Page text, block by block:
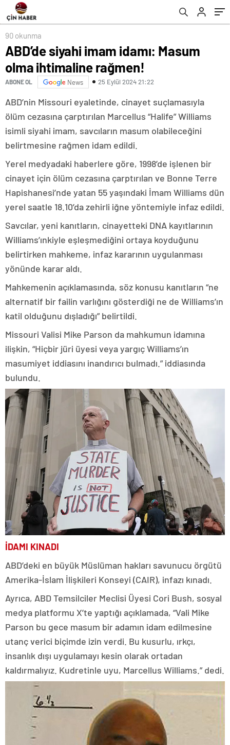
90 okunma
ABD’de siyahi imam idamı: Masum
olma ihtimaline rağmen!
ABONE OL News 25 Eylül 2024 21:22
ABD’nin Missouri eyaletinde, cinayet suçlamasıyla
ölüm cezasına çarptırılan Marcellus “Halife” Williams
isimli siyahi imam, savcıların masum olabileceğini
belirtmesine rağmen idam edildi.
Yerel medyadaki haberlere göre, 1998’de işlenen bir
cinayet için ölüm cezasına çarptırılan ve Bonne Terre
Hapishanesi’nde yatan 55 yaşındaki İmam Williams dün
yerel saatle 18.10’da zehirli iğne yöntemiyle infaz edildi.
Savcılar, yeni kanıtların, cinayetteki DNA kayıtlarının
Williams’ınkiyle eşleşmediğini ortaya koyduğunu
belirtirken mahkeme, infaz kararının uygulanması
yönünde karar aldı.
Mahkemenin açıklamasında, söz konusu kanıtların “ne
alternatif bir failin varlığını gösterdiği ne de Williams’ın
katil olduğunu dışladığı” belirtildi.
Missouri Valisi Mike Parson da mahkumun idamına
ilişkin, “Hiçbir jüri üyesi veya yargıç Williams’ın
masumiyet iddiasını inandırıcı bulmadı.” iddiasında
bulundu.
İDAMI KINADI
ABD’deki en büyük Müslüman hakları savunucu örgütü
Amerika-İslam İlişkileri Konseyi (CAIR), infazı kınadı.
Ayrıca, ABD Temsilciler Meclisi Üyesi Cori Bush, sosyal
medya platformu X’te yaptığı açıklamada, “Vali Mike
Parson bu gece masum bir adamın idam edilmesine
utanç verici biçimde izin verdi. Bu kusurlu, ırkçı,
insanlık dışı uygulamayı kesin olarak ortadan
kaldırmalıyız. Kudretinle uyu, Marcellus Williams.” dedi.